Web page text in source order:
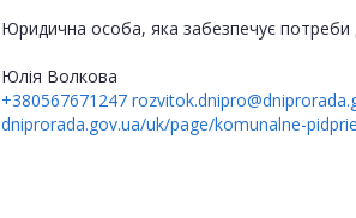
Юридична особа, яка забезпечує
Юлія Волкова
+380567671247
dniprorada.gov.ua/uk/page/komunalne-